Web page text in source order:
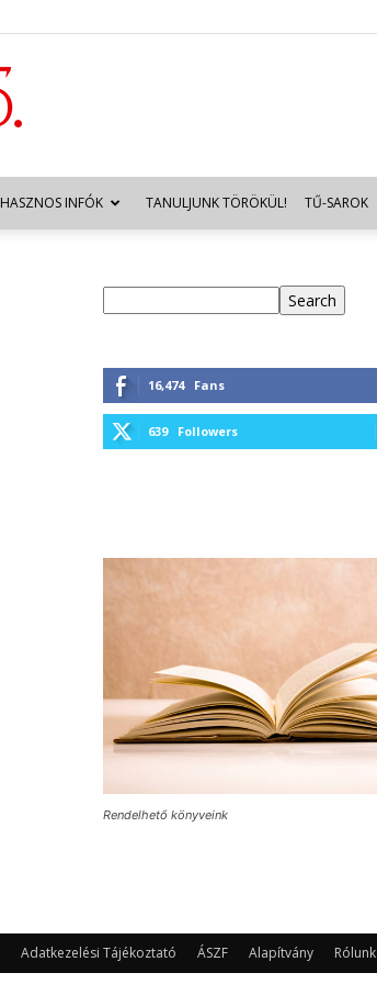
HASZNOS INFÓK TANULJUNK TÖRÖKÜL! TŰ-SAROK
Search
16,474 Fans
639 Followers
Rendelhető könyveink
Adatkezelési Tájékoztató ÁSZF Alapítvány Rólunk